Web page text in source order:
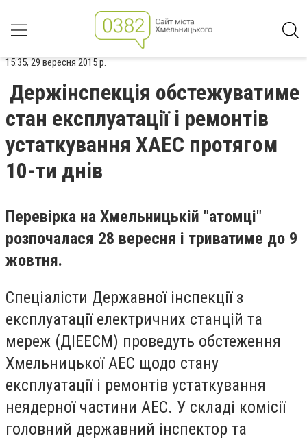
15:35, 29 вересня 2015 р.
Держінспекція обстежуватиме
стан експлуатації і ремонтів
устаткування ХАЕС протягом
10-ти днів
Перевірка на Хмельницькій "атомці"
розпочалася 28 вересня і триватиме до 9
жовтня.
Спеціалісти Державної інспекції з
експлуатації електричних станцій та
мереж (ДІЕЕСМ) проведуть обстеження
Хмельницької АЕС щодо стану
експлуатації і ремонтів устаткування
неядерної частини АЕС. У складі комісії
головний державний інспектор та